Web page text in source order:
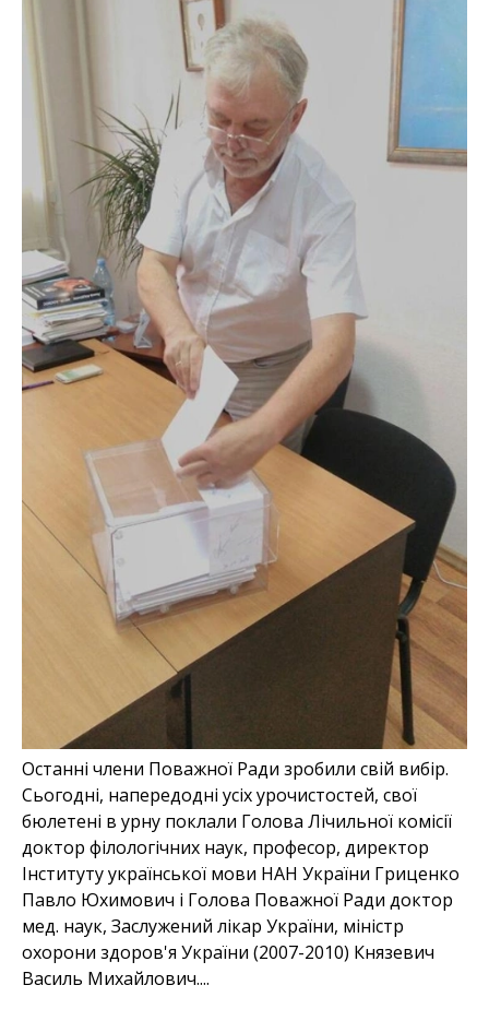
Останні члени Поважної Ради зробили свій вибір.
Сьогодні, напередодні усіх урочистостей, свої
бюлетені в урну поклали Голова Лічильної комісії
доктор філологічних наук, професор, директор
Інституту української мови НАН України Гриценко
Павло Юхимович і Голова Поважної Ради доктор
мед. наук, Заслужений лікар України, міністр
охорони здоров'я України (2007-2010) Князевич
Василь Михайлович....